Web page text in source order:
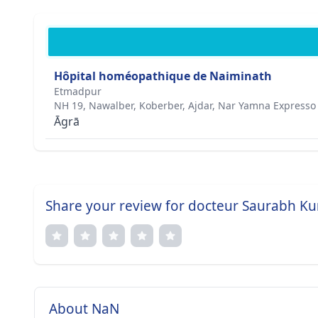
Hôpital homéopathique de Naiminath
Etmadpur
NH 19, Nawalber, Koberber, Ajdar, Nar Yamna Expresso
Āgrā
Share your review for docteur Saurabh
About NaN